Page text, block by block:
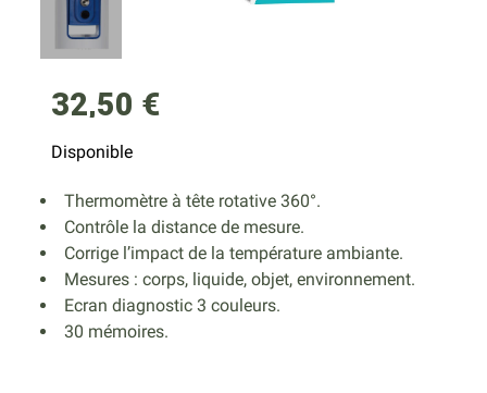
32,50 €
Disponible
Thermomètre à tête rotative 360°.
Contrôle la distance de mesure.
Corrige l’impact de la température ambiante.
Mesures : corps, liquide, objet, environnement.
Ecran diagnostic 3 couleurs.
30 mémoires.